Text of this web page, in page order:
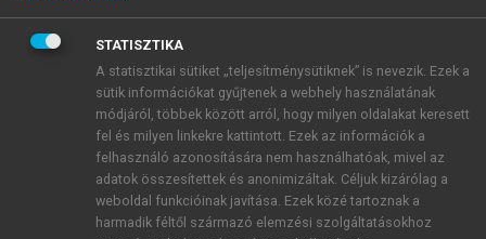
BELÉPÉS SAJÁT FIÓKKAL
ÚJ FIÓK LÉTREHOZÁSA
1 óra díjmentes hozzáférés
E-MAIL-CÍM
STATISZTIKA
A statisztikai sütiket „teljesítménysütiknek” is nevezik. Ezek a
sütik információkat gyűjtenek a webhely használatának
módjáról, többek között arról, hogy milyen oldalakat keresett
fel és milyen linkekre kattintott. Ezek az információk a
felhasználó azonosítására nem használhatóak, mivel az
adatok összesítettek és anonimizáltak. Céljuk kizárólag a
weboldal funkcióinak javítása. Ezek közé tartoznak a
harmadik féltől származó elemzési szolgáltatásokhoz